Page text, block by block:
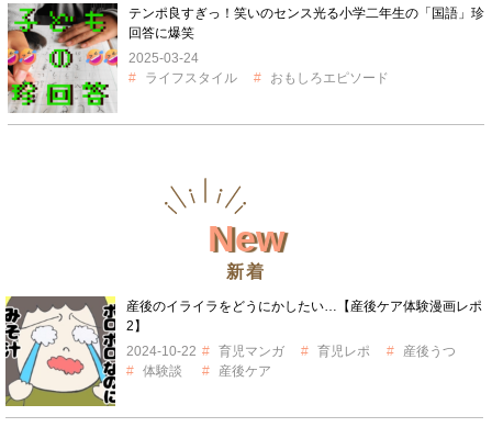
テンポ良すぎっ！笑いのセンス光る小学二年生の「国語」珍
回答に爆笑
2025-03-24
ライフスタイル
おもしろエピソード
New
新着
産後のイライラをどうにかしたい…【産後ケア体験漫画レポ
2】
2024-10-22
育児マンガ 育児レポ
産後うつ
体験談
産後ケア